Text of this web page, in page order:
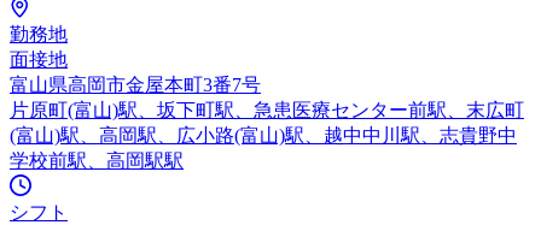
勤務地
面接地
富山県高岡市金屋本町3番7号
片原町(富山)駅、坂下町駅、急患医療センター前駅、末広町
(富山)駅、高岡駅、広小路(富山)駅、越中中川駅、志貴野中
学校前駅、高岡駅駅
シフト